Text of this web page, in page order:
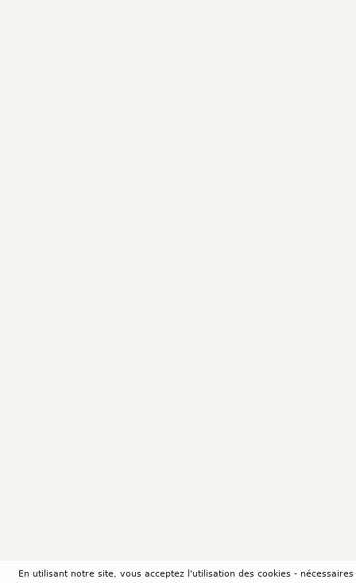
En utilisant notre site, vous acceptez l'utilisation des cookies -